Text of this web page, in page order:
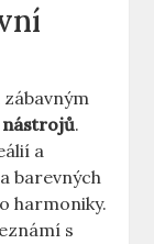
nástrojů.
a
barevných
harmoniky.
s